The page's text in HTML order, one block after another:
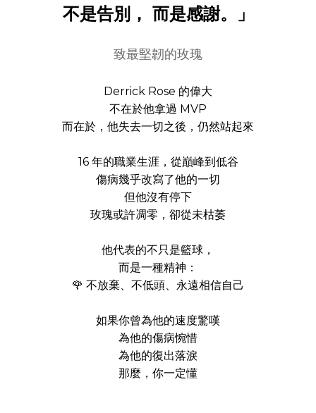
不是告別， 而是感謝。」
致最堅韌的玫瑰
Derrick Rose 的偉大
不在於他拿過 MVP
而在於，他失去一切之後，仍然站起來
16 年的職業生涯，從巔峰到低谷
傷病幾乎改寫了他的一切
但他沒有停下
玫瑰或許凋零，卻從未枯萎
他代表的不只是籃球，
而是一種精神：
🌹 不放棄、不低頭、永遠相信自己
如果你曾為他的速度驚嘆
為他的傷病惋惜
為他的復出落淚
那麼，你一定懂